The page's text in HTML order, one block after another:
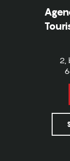
2,